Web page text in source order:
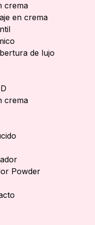
crema
en crema
de lujo
crema
Powder